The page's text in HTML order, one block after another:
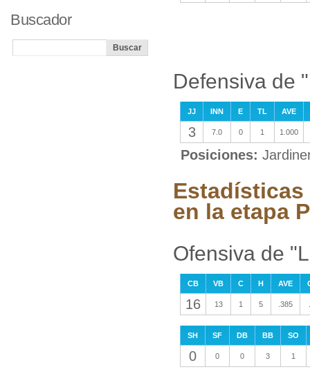
Defensiva de
JJ INN E TL AVE
3 7.0 0 1 1.000
Posiciones:
Estadísticas
en la etapa
Ofensiva de
CB VB C H AVE
16 13 1 5 .385
SH SF DB BB SO
0 0 0 3 1
Buscador